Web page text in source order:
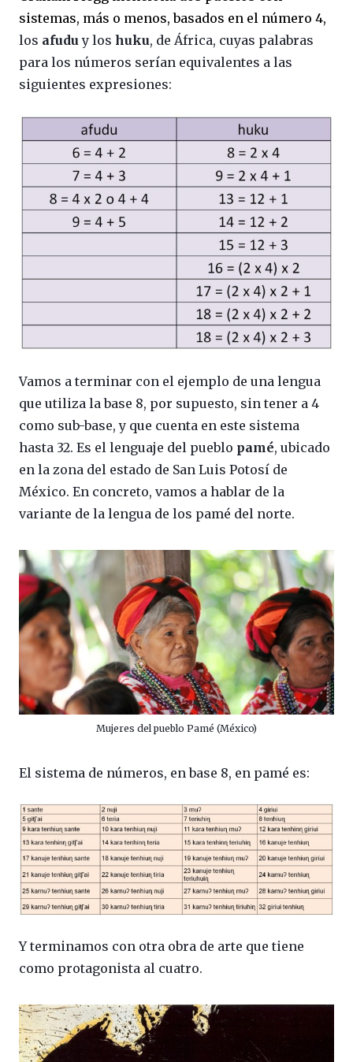
sistemas, más o menos, basados en el número 4,
los afuduy los huku, de África, cuyas palabras
para los números serían equivalentes a las
siguientes expresiones:
Vamos a terminar con el ejemplo de una lengua
que utiliza la base 8, por supuesto, sin tener a 4
como sub-base, y que cuenta en este sistema
hasta 32. Es el lenguaje del pueblo pamé, ubicado
en la zona del estado de San Luis Potosí de
México. En concreto, vamos a hablar de la
variante de la lengua de los pamé del norte.
Mujeres del pueblo Pamé (México)
El sistema de números, en base 8, en pamé es:
Y terminamos con otra obra de arte que tiene
como protagonista al cuatro.